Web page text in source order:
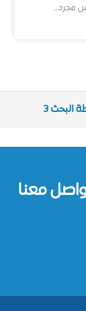
مجرد…
البحث 3
معنا